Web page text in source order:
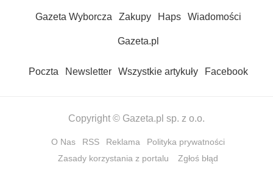
Gazeta Wyborcza Zakupy Haps Wiadomości
Gazeta.pl
Poczta Newsletter Wszystkie artykuły Facebook
Copyright © Gazeta.pl sp. z o.o.
O Nas RSS Reklama
Polityka prywatności
Zasady korzystania z portalu
Zgłoś błąd